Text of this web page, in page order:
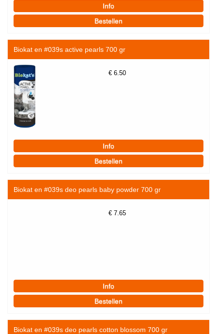
Biokat en #039s active pearls 700 gr
€ 6.50
Biokat en #039s deo pearls baby powder 700 gr
€ 7.65
Biokat en #039s deo pearls cotton blossom 700 gr